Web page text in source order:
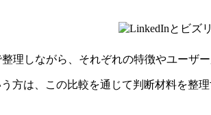
理しながら、それぞれの特徴やユーザ
方は、この比較を通じて判断材料を整理